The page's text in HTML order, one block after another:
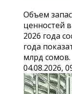
Объем
ценностей
2026 года
года
млрд сомов.
04.08.2026,